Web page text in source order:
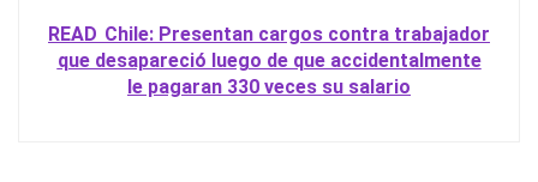
READ Chile: Presentan cargos contra trabajador
que desapareció luego de que accidentalmente
le pagaran 330 veces su salario